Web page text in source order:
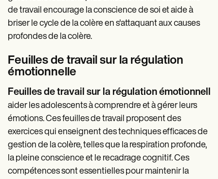
de travail encourage la conscience de soi et aide à
briser le cycle de la colère en s'attaquant aux causes
profondes de la colère.
Feuilles de travail sur la régulation
émotionnelle
Feuilles de travail sur la régulation émotionnelle
aider les adolescents à comprendre et à gérer leurs
émotions. Ces feuilles de travail proposent des
exercices qui enseignent des techniques efficaces de
gestion de la colère, telles que la respiration profonde,
la pleine conscience et le recadrage cognitif. Ces
compétences sont essentielles pour maintenir la